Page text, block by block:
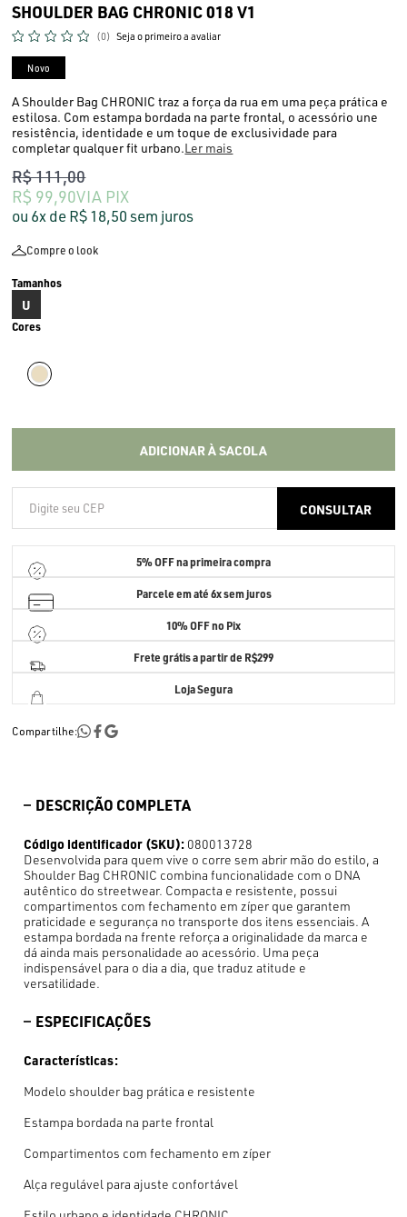
SHOULDER BAG CHRONIC 018 V1
(0) Seja o primeiro a avaliar
Novo
A Shoulder Bag CHRONIC traz a força da rua em uma peça prática e
estilosa. Com estampa bordada na parte frontal, o acessório une
resistência, identidade e um toque de exclusividade para
completar qualquer fit urbano.Ler mais
R$ 99,90VIA PIX
R$ 111,00
6x R$ 18,50sem juros
Compre o look
U
ADICIONAR À SACOLA
5% OFFna primeira compra
Parcele em até6x sem juros
10% OFF no Pix
Frete grátis a partir de R$299
Loja Segura
Compartilhe:
DESCRIÇÃO COMPLETA
Código identificador (SKU): 080013728
Desenvolvida para quem vive o corre sem abrir mão do estilo, a
Shoulder Bag CHRONIC combina funcionalidade com o DNA
autêntico do streetwear. Compacta e resistente, possui
compartimentos com fechamento em zíper que garantem
praticidade e segurança no transporte dos itens essenciais. A
estampa bordada na frente reforça a originalidade da marca e
dá ainda mais personalidade ao acessório. Uma peça
indispensável para o dia a dia, que traduz atitude e
versatilidade.
ESPECIFICAÇÕES
Características:
Modelo shoulder bag prática e resistente
Estampa bordada na parte frontal
Compartimentos com fechamento em zíper
Alça regulável para ajuste confortável